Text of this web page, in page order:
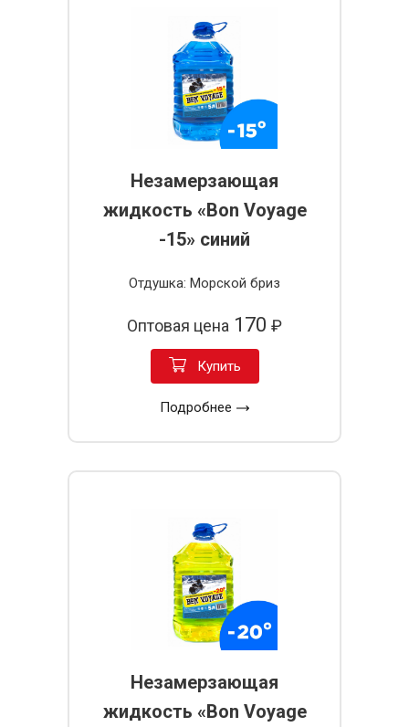
Незамерзающая
жидкость «Bon Voyage
-15» синий
Отдушка: Морской бриз
Оптовая цена 170 ₽
Купить
Подробнее
Незамерзающая
жидкость «Bon Voyage